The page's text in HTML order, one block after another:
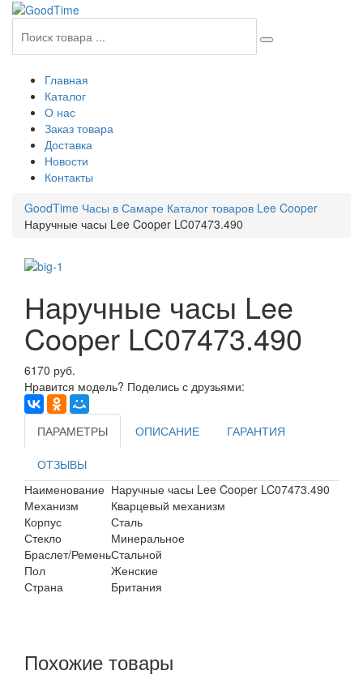
Главная
Каталог
О нас
Заказ товара
Доставка
Новости
Контакты
GoodTime Часы в Самаре Каталог товаров Lee Cooper
Наручные часы Lee Cooper LC07473.490
Наручные часы Lee
Cooper LC07473.490
6170 руб.
Нравится модель? Поделись с друзьями:
ПАРАМЕТРЫ ОПИСАНИЕ ГАРАНТИЯ
ОТЗЫВЫ
Наименование Наручные часы Lee Cooper LC07473.490
Механизм
Кварцевый механизм
Корпус
Сталь
Стекло
Минеральное
Браслет/РеменьСтальной
Пол
Женские
Страна
Британия
Похожие товары